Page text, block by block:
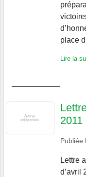
place
Lire la
2011
Publiée
Lettre
d’avril